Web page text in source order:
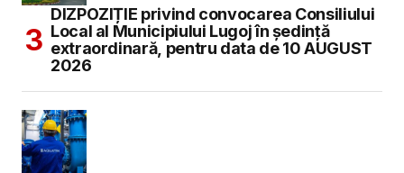
DIZPOZIȚIE privind convocarea Consiliului
Local al Municipiului Lugoj în şedinţă
extraordinară, pentru data de 10 AUGUST
2026